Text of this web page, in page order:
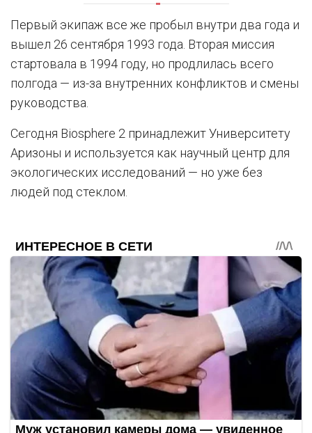
Первый экипаж все же пробыл внутри два года и
вышел 26 сентября 1993 года. Вторая миссия
стартовала в 1994 году, но продлилась всего
полгода — из-за внутренних конфликтов и смены
руководства.
Сегодня Biosphere 2 принадлежит Университету
Аризоны и используется как научный центр для
экологических исследований — но уже без
людей под стеклом.